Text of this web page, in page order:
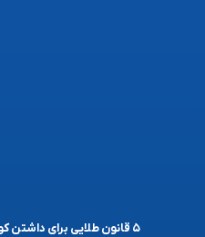
۵ قانون طلایی برای داشتن کودک خوش غذا و خوش اشتها